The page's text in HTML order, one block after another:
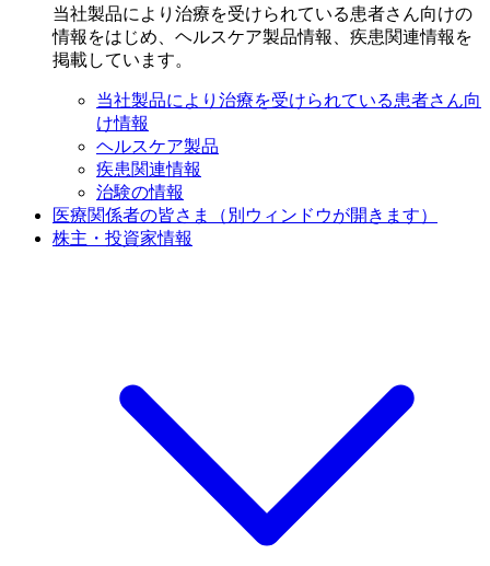
当社製品により治療を受けられている患者さん向けの
情報をはじめ、ヘルスケア製品情報、疾患関連情報を
掲載しています。
当社製品により治療を受けられている患者さん向
け情報
ヘルスケア製品
疾患関連情報
治験の情報
医療関係者の皆さま
（別ウィンドウが開きます）
株主・投資家情報